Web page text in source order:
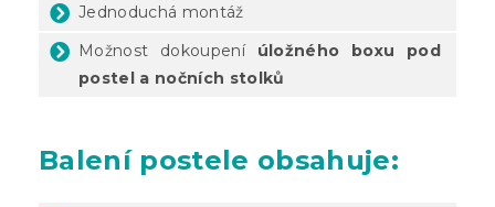
Jednoduchá montáž
Možnost dokoupení úložného boxu pod
postel a nočních stolků
Balenípostele obsahuje: